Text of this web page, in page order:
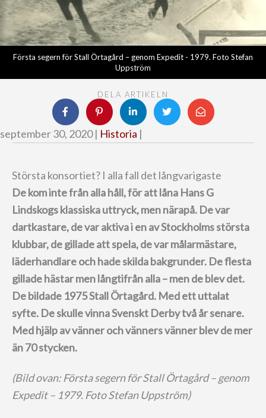
Första segern för Stall Örtagård – genom Expedit - 1979. Foto Stefan
Uppström
DELA ARTIKELN
september 30, 2020 | Historia |
Största konsortiet? I alla fall det långvarigaste
De kom inte från alla håll, för att låna Hans G
Lindskogs klassiska uttryck, men närapå. De var
dartkastare, de var aktiva i en av Stockholms största
klubbar, de gillade att spela, de var målarmästare,
läderhandlare och hade skilda bakgrunder. De flesta
gillade hästar men långtifrån alla – men de blev det.
De bildade 1975 Stall Örtagård. Med ett uttalat
syfte. De skulle vinna Svenskt Derby två år senare.
Med hjälp av vänner och vänners vänner blev de mer
än 70 stycken.
(Bild ovan: Första segern för Stall Örtagård – genom
Expedit – 1979. Foto Stefan Uppström)